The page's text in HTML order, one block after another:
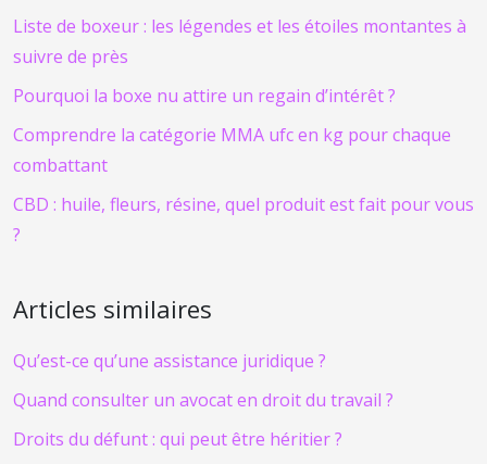
Liste de boxeur : les légendes et les étoiles montantes à
suivre de près
Pourquoi la boxe nu attire un regain d’intérêt ?
Comprendre la catégorie MMA ufc en kg pour chaque
combattant
CBD : huile, fleurs, résine, quel produit est fait pour vous
?
Articles similaires
Qu’est-ce qu’une assistance juridique ?
Quand consulter un avocat en droit du travail ?
Droits du défunt : qui peut être héritier ?